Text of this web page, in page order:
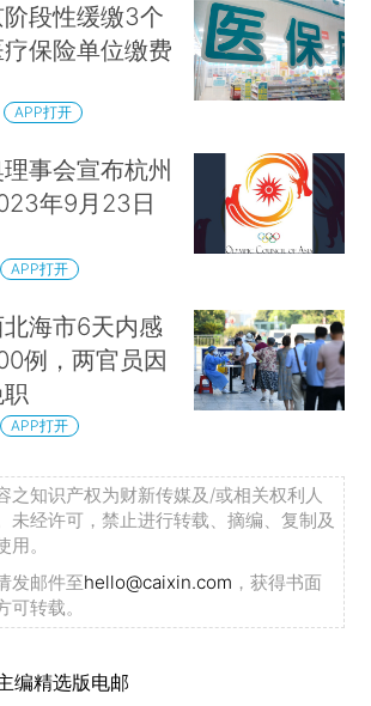
段性缓缴3个
保险单位缴费
APP打开
事会宣布杭州
年9月23日
APP打开
海市6天内感
例，两官员因
APP打开
之知识产权为财新传媒及/或相关权利人
未经许可，禁止进行转载、摘编、复制及
。
发邮件至hello@caixin.com ，获得书面
转载。
编精选版电邮